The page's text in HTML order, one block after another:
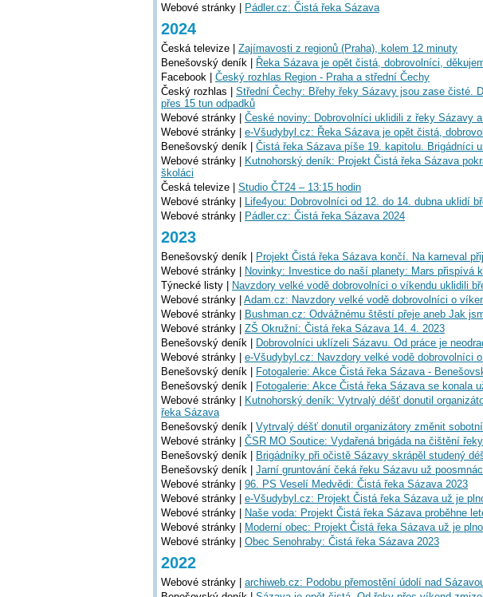
Webové stránky |
Pádler.cz: Čistá řeka Sázava
2024
Česká televize | Zajímavosti z regionů (Praha), kolem 12 minuty
Benešovský deník |
Řeka Sázava je opět čistá, dobrovolníci,
Facebook | Český rozhlas Region - Praha a střední Čechy
Český rozhlas | Střední Čechy: Břehy řeky Sázavy jsou zase čisté.
přes 15 tun odpadků
Webové stránky | České noviny: Dobrovolníci uklidili z řeky Sázavy
Webové stránky | e-Všudybyl.cz: Řeka Sázava je opět čistá,
Benešovský deník | Čistá řeka Sázava píše 19. kapitolu. Brigádníci
Webové stránky |
Kutnohorský deník: Projekt Čistá řeka Sázava
školáci
Česká televize | Studio ČT24 – 13:15 hodin
Webové stránky |
Life4you: Dobrovolníci od 12. do 14. dubna uklidí
Webové stránky |
Pádler.cz: Čistá řeka Sázava 2024
2023
Benešovský deník |
Projekt Čistá řeka Sázava končí. Na karneval
Webové stránky |
Novinky: Investice do naší planety: Mars přispívá
Týnecké listy |
Navzdory velké vodě dobrovolníci o víkendu uklidili
Webové stránky | Adam.cz: Navzdory velké vodě dobrovolníci o
Webové stránky |
Bushman.cz: Odvážnému štěstí přeje aneb Jak
Webové stránky | ZŠ Okružní: Čistá řeka Sázava 14. 4. 2023
Benešovský deník |
Dobrovolníci uklízeli Sázavu. Od práce je
Webové stránky | e-Všudybyl.cz: Navzdory velké vodě dobrovolníci
Benešovský deník |
Fotogalerie: Akce Čistá řeka Sázava -
Benešovský deník |
Fotogalerie: Akce Čistá řeka Sázava se konala
Webové stránky |
Kutnohorský deník: Vytrvalý déšť donutil
řeka Sázava
Benešovský deník | Vytrvalý déšť donutil organizátory změnit
Webové stránky | ČSR MO Soutice: Vydařená brigáda na čištění
Benešovský deník |
Brigádníky při očistě Sázavy skrápěl studený
Benešovský deník | Jarní gruntování čeká řeku Sázavu už
Webové stránky | 96. PS Veselí Medvědi: Čistá řeka Sázava 2023
Webové stránky | e-Všudybyl.cz: Projekt Čistá řeka Sázava už je
Webové stránky |
Naše voda: Projekt Čistá řeka Sázava proběhne
Webové stránky |
Moderní obec: Projekt Čistá řeka Sázava už je
Webové stránky | Obec Senohraby: Čistá řeka Sázava 2023
2022
Webové stránky | archiweb.cz: Podobu přemostění údolí nad